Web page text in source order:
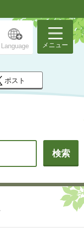
Language メニュー
ポスト